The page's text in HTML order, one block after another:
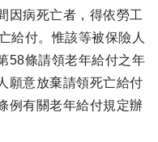
因病死亡者，得依勞工
給付。惟該等被保險人
58條請領老年給付之年
願意放棄請領死亡給付
例有關老年給付規定辦